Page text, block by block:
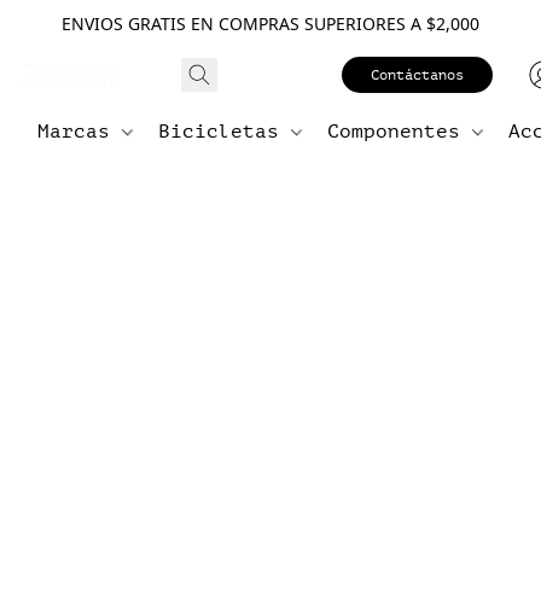
ENVIOS GRATIS EN COMPRAS SUPERIORES A $2,000
Contáctanos
Marcas Bicicletas Componentes